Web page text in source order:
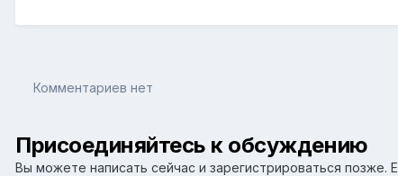
Комментариев нет
Присоединяйтесь к обсуждению
Вы можете написать сейчас и зарегистрироваться позже.